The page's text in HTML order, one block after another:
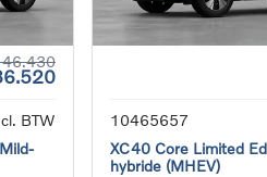
BTW
10465657
XC40 Core Limited
hybride (MHEV)